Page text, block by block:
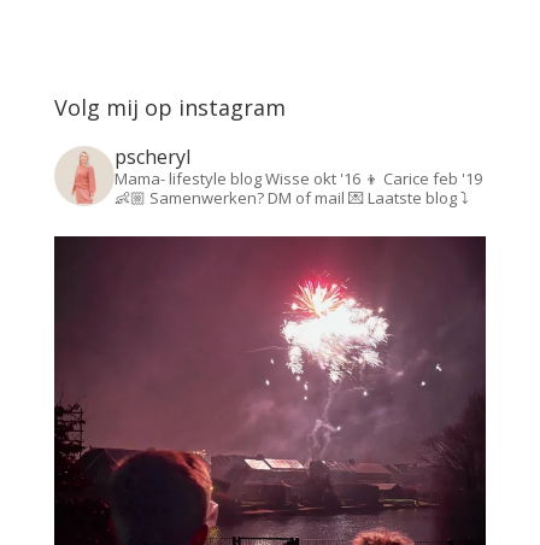
Volg mij op instagram
pscheryl
Mama- lifestyle blogWisse okt '16 👦 Carice feb '19
👶🏼 Samenwerken? DM of mail 💌Laatste blog ⤵️